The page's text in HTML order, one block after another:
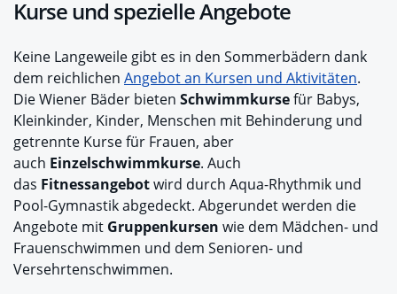
Kurse und spezielle Angebote
Keine Langeweile gibt es in den Sommerbädern dank
dem reichlichen Angebot an Kursen und Aktivitäten.
Die Wiener Bäder bieten Schwimmkursefür Babys,
Kleinkinder, Kinder, Menschen mit Behinderung und
getrennte Kurse für Frauen, aber
auch Einzelschwimmkurse. Auch
das Fitnessangebotwird durch Aqua-Rhythmik und
Pool-Gymnastik abgedeckt. Abgerundet werden die
Angebote mit Gruppenkursen wie dem Mädchen- und
Frauenschwimmen und dem Senioren- und
Versehrtenschwimmen.